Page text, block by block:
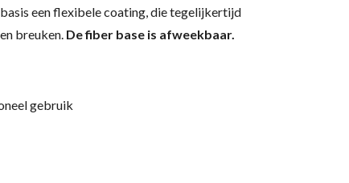
een flexibele coating, die tegelijkertijd
breuken. De fiber base is afweekbaar.
gebruik